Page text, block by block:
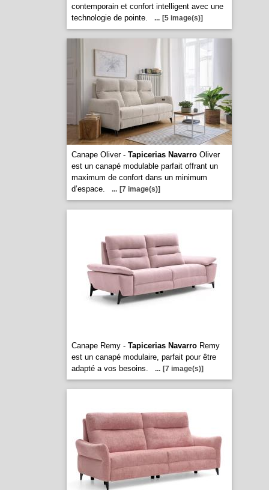
contemporain et confort intelligent avec une
technologie de pointe.
... [5 image(s)]
Canape Oliver - Tapicerias NavarroOliver
est un canapé modulable parfait offrant un
maximum de confort dans un minimum
d’espace.
... [7 image(s)]
Canape Remy - Tapicerias NavarroRemy
est un canapé modulaire, parfait pour être
adapté a vos besoins.
... [7 image(s)]